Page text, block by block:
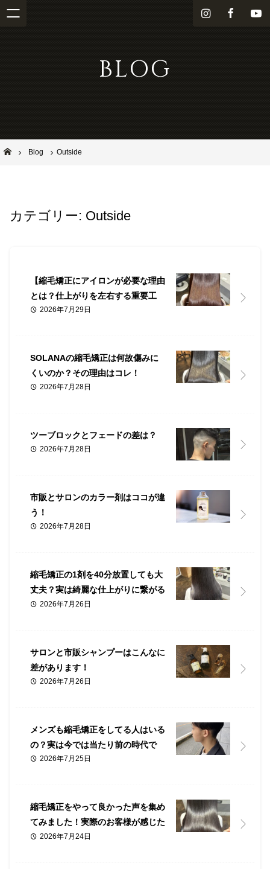
i
Y
BLOG
池田市石橋の美容室ならヘアサロンSolana（ソラーナ）
Blog Outside
カテゴリー: Outside
【縮毛矯正にアイロンが必要な理由
とは？仕上がりを左右する重要工
程】2026年7月29日
SOLANAの縮毛矯正は何故傷みに
くいのか？その理由はコレ！
2026年7月28日
ツーブロックとフェードの差は？
2026年7月28日
市販とサロンのカラー剤はココが違
う！
2026年7月28日
縮毛矯正の1剤を40分放置しても大
丈夫？実は綺麗な仕上がりに繋がる
理由があります！
2026年7月26日
サロンと市販シャンプーはこんなに
差があります！
2026年7月26日
メンズも縮毛矯正をしてる人はいる
の？実は今では当たり前の時代で
す！2026年7月25日
縮毛矯正をやって良かった声を集め
てみました！実際のお客様が感じた
リアルな変化とは？
2026年7月24日